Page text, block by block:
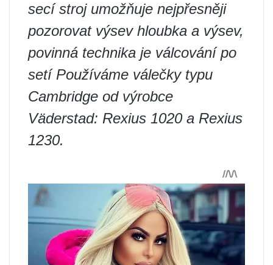
secí stroj umožňuje nejpřesněji
pozorovat výsev hloubka a výsev,
povinná technika je válcování po
setí Používáme válečky typu
Cambridge od výrobce
Väderstad: Rexius 1020 a Rexius
1230.